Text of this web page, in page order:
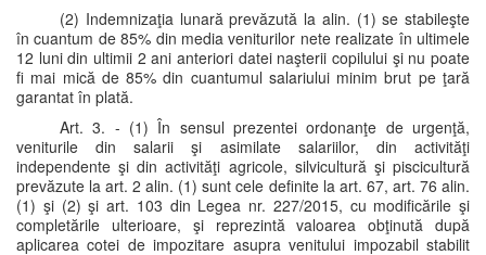
(2) Indemnizaţia lunară prevăzută la alin. (1) se stabileşte
în cuantum de 85% din media veniturilor nete realizate în ultimele
12 luni din ultimii 2 ani anteriori datei naşterii copilului şi nu poate
fi mai mică de 85% din cuantumul salariului minim brut pe ţară
garantat în plată.
Art. 3. - (1) În sensul prezentei ordonanţe de urgenţă,
veniturile din salarii şi asimilate salariilor, din activităţi
independente şi din activităţi agricole, silvicultură şi piscicultură
prevăzute la art. 2 alin. (1) sunt cele definite la art. 67, art. 76 alin.
(1) şi (2) şi art. 103 din Legea nr. 227/2015, cu modificările şi
completările ulterioare, şi reprezintă valoarea obţinută după
aplicarea cotei de impozitare asupra venitului impozabil stabilit